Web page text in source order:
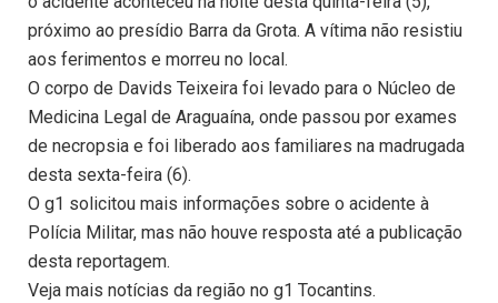
próximo ao presídio Barra da Grota. A vítima não resistiu
aos ferimentos e morreu no local.
O corpo de Davids Teixeira foi levado para o Núcleo de
Medicina Legal de Araguaína, onde passou por exames
de necropsia e foi liberado aos familiares na madrugada
desta sexta-feira (6).
O g1 solicitou mais informações sobre o acidente à
Polícia Militar, mas não houve resposta até a publicação
desta reportagem.
Veja mais notícias da região no g1 Tocantins.